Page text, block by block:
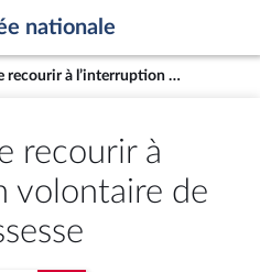
nationale
Liberté de recourir à l’interruption volontaire de grossesse
recourir à
volontaire de